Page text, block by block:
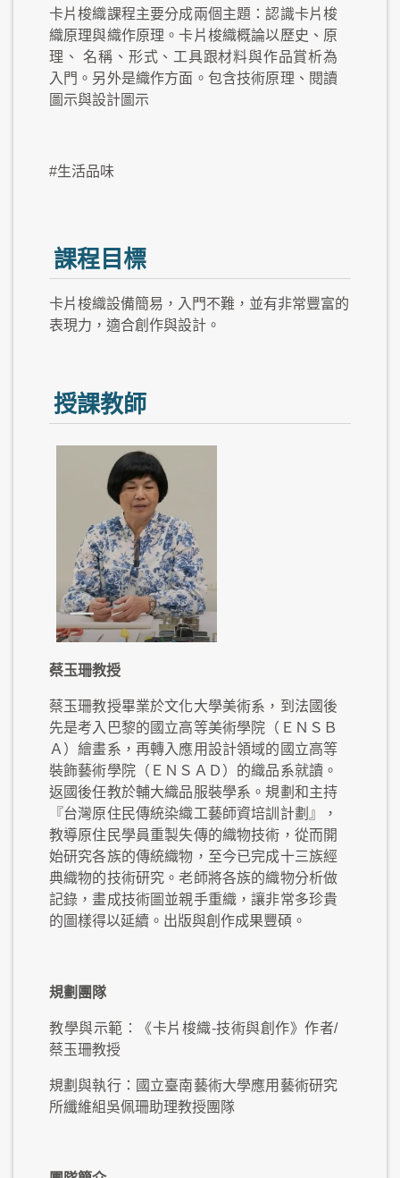
卡片梭織課程主要分成兩個主題：認識卡片梭
織原理與織作原理。卡片梭織概論以歷史、原
理、 名稱、形式、工具跟材料與作品賞析為
入門。另外是織作方面。包含技術原理、閱讀
圖示與設計圖示
#生活品味
課程目標
卡片梭織設備簡易，入門不難，並有非常豐富的
表現力，適合創作與設計。
授課教師
蔡玉珊教授
蔡玉珊教授畢業於文化大學美術系，到法國後
先是考入巴黎的國立高等美術學院（ＥＮＳＢ
Ａ）繪畫系，再轉入應用設計領域的國立高等
裝飾藝術學院（ＥＮＳＡＤ）的織品系就讀。
返國後任教於輔大織品服裝學系。規劃和主持
『台灣原住民傳統染織工藝師資培訓計劃』，
教導原住民學員重製失傳的織物技術，從而開
始研究各族的傳統織物，至今已完成十三族經
典織物的技術研究。老師將各族的織物分析做
記錄，畫成技術圖並親手重織，讓非常多珍貴
的圖樣得以延續。出版與創作成果豐碩。
規劃團隊
教學與示範：《卡片梭織-技術與創作》作者/
蔡玉珊教授
規劃與執行：國立臺南藝術大學應用藝術研究
所纖維組吳佩珊助理教授團隊